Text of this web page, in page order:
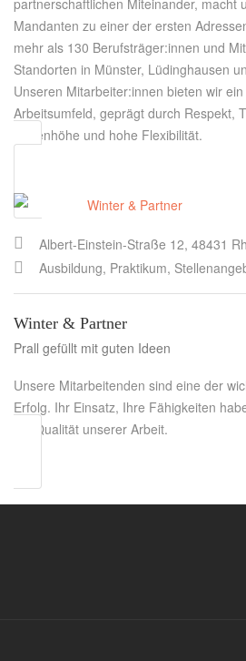
partnerschaftlichen Miteinander, macht
Mandanten zu einer der ersten
mehr als 130 Berufsträger:innen und
Standorten in Münster, Lüdinghausen
Unseren Mitarbeiter:innen bieten wir
Arbeitsumfeld, geprägt durch Respekt,
Augenhöhe und hohe Flexibilität.
Albert-Einstein-Straße 12, 48431
Ausbildung, Praktikum,
Winter & Partner
Prall gefüllt mit guten Ideen
Unsere Mitarbeitenden sind eine der
Erfolg. Ihr Einsatz, Ihre Fähigkeiten
die Qualität unserer Arbeit.